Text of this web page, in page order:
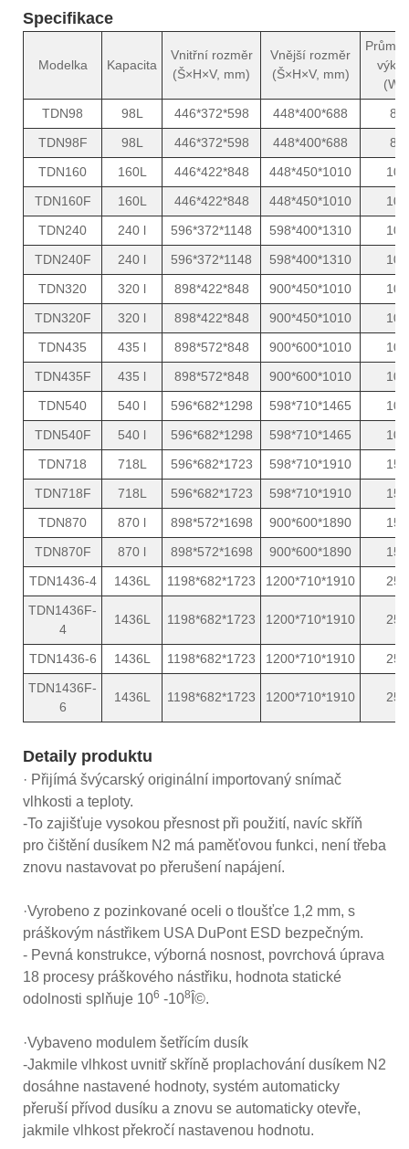
Specifikace
Modelka Kapacita
Vnitřní rozměr
(Š×H×V, mm)
Vnější rozměr
(Š×H×V, mm)
(W)
TDN98
98L 446*372*598 448*400*688
8
TDN98F
98L 446*372*598 448*400*688
8
TDN160
160L 446*422*848 448*450*1010
10
TDN160F
160L 446*422*848 448*450*1010
10
TDN240
240 l 596*372*1148 598*400*1310
10
TDN240F
240 l 596*372*1148 598*400*1310
10
TDN320
320 l 898*422*848 900*450*1010
10
TDN320F
320 l 898*422*848 900*450*1010
10
TDN435
435 l 898*572*848 900*600*1010
10
TDN435F
435 l 898*572*848 900*600*1010
10
TDN540
540 l 596*682*1298 598*710*1465
10
TDN540F
540 l 596*682*1298 598*710*1465
10
TDN718
718L 596*682*1723 598*710*1910
15
TDN718F
718L 596*682*1723 598*710*1910
15
TDN870
870 l 898*572*1698 900*600*1890
15
TDN870F
870 l 898*572*1698 900*600*1890
15
TDN1436-4
1436L 1198*682*1723 1200*710*1910
25
TDN1436F-
4
1436L 1198*682*1723 1200*710*1910 25
TDN1436-6 1436L 1198*682*1723 1200*710*1910
25
TDN1436F-
6
1436L 1198*682*1723 1200*710*1910 25
Detaily produktu
· Přijímá švýcarský originální importovaný snímač
vlhkosti a teploty.
-To zajišťuje vysokou přesnost při použití, navíc skříň
pro čištění dusíkem N2 má paměťovou funkci, není třeba
znovu nastavovat po přerušení napájení.
·Vyrobeno z pozinkované oceli o tloušťce 1,2 mm, s
práškovým nástřikem USA DuPont ESD bezpečným.
- Pevná konstrukce, výborná nosnost, povrchová úprava
18 procesy práškového nástřiku, hodnota statické
odolnosti splňuje 106 -108 Î©.
·Vybaveno modulem šetřícím dusík
-Jakmile vlhkost uvnitř skříně proplachování dusíkem N2
dosáhne nastavené hodnoty, systém automaticky
přeruší přívod dusíku a znovu se automaticky otevře,
jakmile vlhkost překročí nastavenou hodnotu.